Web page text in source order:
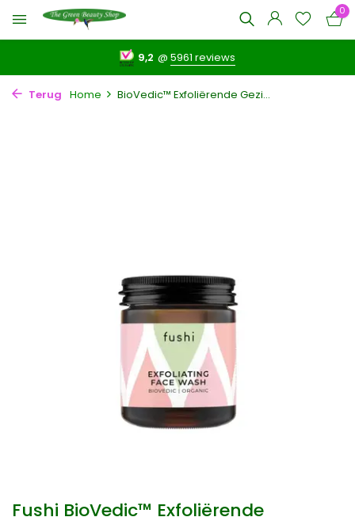
0
9,2 @5961 reviews
Terug Home BioVedic™ Exfoliërende Gezi...
Fushi BioVedic™ Exfoliërende